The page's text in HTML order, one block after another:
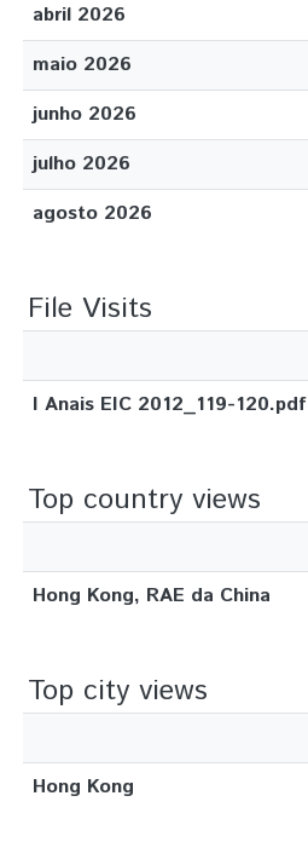
abril 2026
maio 2026
junho 2026
julho 2026
agosto 2026
File Visits
I Anais EIC 2012_119-120.pdf
Top country views
Hong Kong, RAE da China
Top city views
Hong Kong